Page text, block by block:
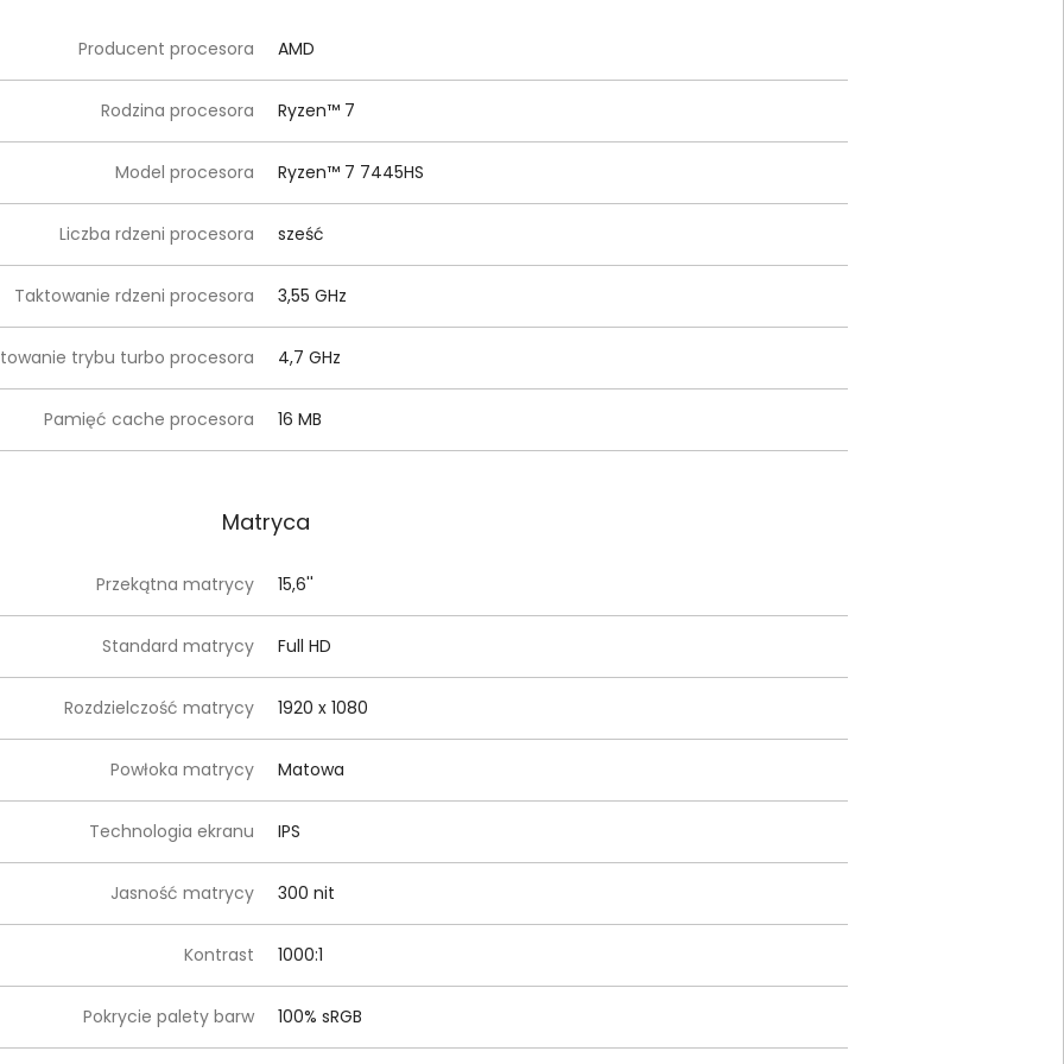
Producent procesora AMD
Rodzina procesora Ryzen™ 7
Model procesora Ryzen™ 7 7445HS
Liczba rdzeni procesora sześć
Taktowanie rdzeni procesora 3,55 GHz
trybu turbo procesora 4,7 GHz
Pamięć cache procesora 16 MB
Matryca
Przekątna matrycy 15,6''
Standard matrycy Full HD
Rozdzielczość matrycy 1920 x 1080
Powłoka matrycy Matowa
Technologia ekranu IPS
Jasność matrycy 300 nit
Kontrast 1000:1
Pokrycie palety barw 100% sRGB